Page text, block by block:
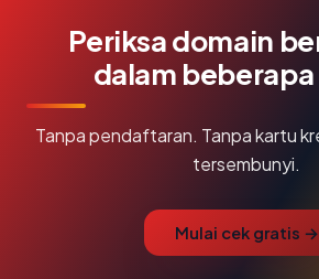
Periksa domain
dalam
Tanpa pendaftaran. Tanpa kartu
tersembunyi.
Mulai cek gratis →